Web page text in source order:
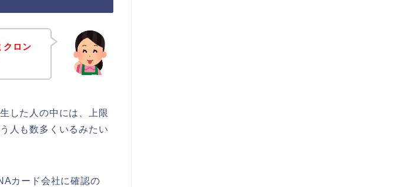
クロン
した人の中には、上限
人も数多くいるみたい
カード会社に確認の